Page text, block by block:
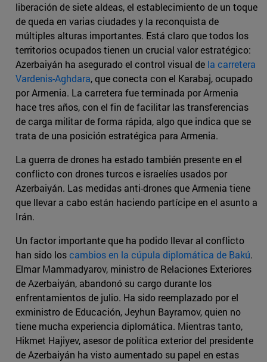
liberación de siete aldeas, el establecimiento de un toque
de queda en varias ciudades y la reconquista de
múltiples alturas importantes. Está claro que todos los
territorios ocupados tienen un crucial valor estratégico:
Azerbaiyán ha asegurado el control visual de la carretera
Vardenis-Aghdara, que conecta con el Karabaj, ocupado
por Armenia. La carretera fue terminada por Armenia
hace tres años, con el fin de facilitar las transferencias
de carga militar de forma rápida, algo que indica que se
trata de una posición estratégica para Armenia.
La guerra de drones ha estado también presente en el
conflicto con drones turcos e israelíes usados por
Azerbaiyán. Las medidas anti-drones que Armenia tiene
que llevar a cabo están haciendo partícipe en el asunto a
Irán.
Un factor importante que ha podido llevar al conflicto
han sido loscambios en la cúpula diplomática de Bakú.
Elmar Mammadyarov, ministro de Relaciones Exteriores
de Azerbaiyán, abandonó su cargo durante los
enfrentamientos de julio. Ha sido reemplazado por el
exministro de Educación, Jeyhun Bayramov, quien no
tiene mucha experiencia diplomática. Mientras tanto,
Hikmet Hajiyev, asesor de política exterior del presidente
de Azerbaiyán ha visto aumentado su papel en estas